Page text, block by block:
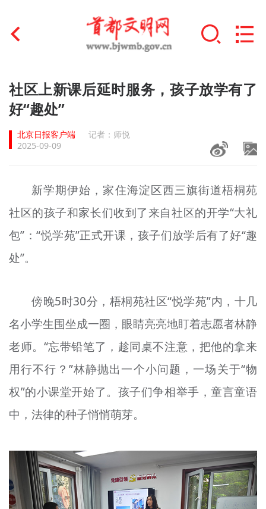
首页
文明创建
文明实践
未成年人思想道德建设
榜样人物
+
身边好人
北京宣传文化引导基金
宣传思想文化人才
专题
资料库
+
社区上新课后延时服务，孩子放学有了
好“趣处”
北京日报客户端
记者：师悦
2025-09-09
新学期伊始，家住海淀区西三旗街道梧桐苑
社区的孩子和家长们收到了来自社区的开学“大礼
包”：“悦学苑”正式开课，孩子们放学后有了好“趣
处”。
傍晚5时30分，梧桐苑社区“悦学苑”内，十几
名小学生围坐成一圈，眼睛亮亮地盯着志愿者林静
老师。“忘带铅笔了，趁同桌不注意，把他的拿来
用行不行？”林静抛出一个小问题，一场关于“物
权”的小课堂开始了。孩子们争相举手，童言童语
中，法律的种子悄悄萌芽。